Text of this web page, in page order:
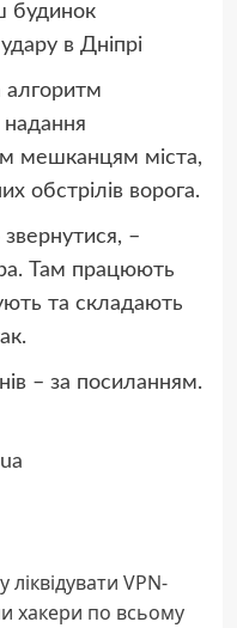
будинок
в Дніпрі
алгоритм
надання
мешканцям міста,
обстрілів ворога.
–
Там працюють
та складають
– за посиланням.
VPN-
хакери по всьому